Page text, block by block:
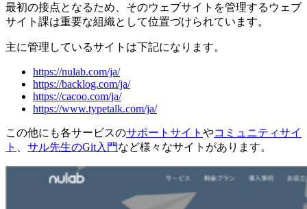
最初の接点となるため、そのウェブサイトを管理するウェブ
サイト課は重要な組織として位置づけられています。
主に管理しているサイトは下記になります。
https://nulab.com/ja/
https://backlog.com/ja/
https://cacoo.com/ja/
https://www.typetalk.com/ja/
この他にも各サービスのサポートサイト やコミュニティサイ
ト
サル先生のGit入門など様々なサイトがあります。